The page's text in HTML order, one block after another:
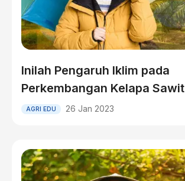
Inilah Pengaruh Iklim pada
Perkembangan Kelapa Sawit
AGRI EDU 26 Jan 2023